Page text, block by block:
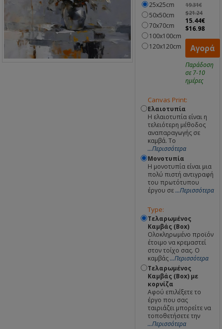
25x25cm
50x50cm
70x70cm
100x100cm
120x120cm
19.31€
$21.24
15.44€
$16.98
Αγορά
Παράδοση
σε 7-10
ημέρες
Canvas Print:
Ελαιοτυπία
Η ελαιοτυπία είναι η
τελειότερη μέθοδος
αναπαραγωγής σε
καμβά. Το
...Περισσότερα
Μονοτυπία
Η μονοτυπία είναι μια
πολύ πιστή αντιγραφή
του πρωτότυπου
έργου σε...Περισσότερα
Type:
Τελαρωμένος
Καμβάς (Box)
Ολοκληρωμένο προϊόν
έτοιμο να κρεμαστεί
στον τοίχο σας. Ο
καμβάς...Περισσότερα
Τελαρωμένος
Καμβάς (Box) με
κορνίζα
Αφού επιλέξετε το
έργο που σας
ταιριάζει μπορείτε να
τοποθετήσετε την
...Περισσότερα